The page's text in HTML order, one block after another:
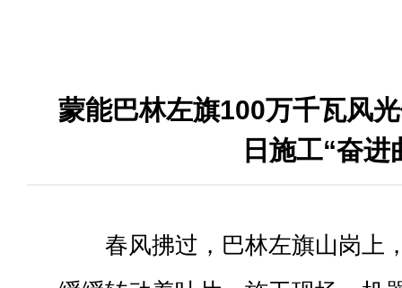
蒙能巴林左旗100万千瓦风
日施工“奋进
春风拂过，巴林左旗山岗上